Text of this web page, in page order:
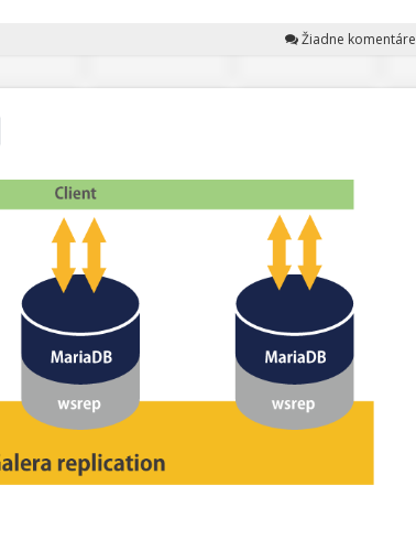
Žiadne komentáre